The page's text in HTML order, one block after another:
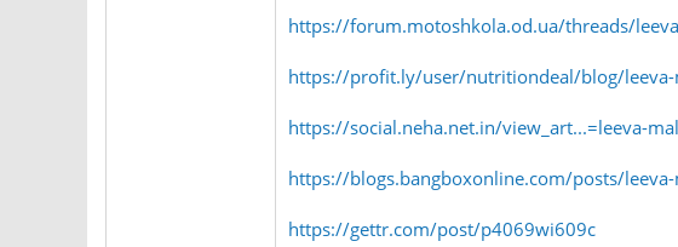
https://forum.motoshkola.od.ua/threads/
https://profit.ly/user/nutritiondeal/blog/leeva-
https://social.neha.net.in/view_art...=leeva-
https://blogs.bangboxonline.com/posts/
https://gettr.com/post/p4069wi609c